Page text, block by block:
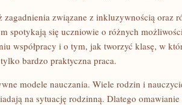
zagadnienia związane z inkluzywnością oraz
spotykają się uczniowie o różnych
współpracy i o tym, jak tworzyć klasę, w
bardzo praktyczna praca.
modele nauczania. Wiele rodzin i
na sytuację rodzinną. Dlatego